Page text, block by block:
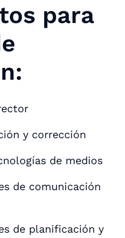
para
y corrección
de medios
de comunicación
de planificación y